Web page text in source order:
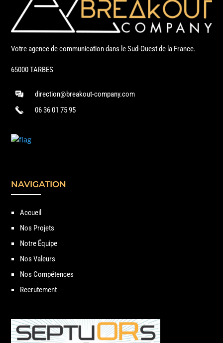
Votre agence de communication dans le Sud-Ouest de la France.
65000 TARBES
direction@breakout-company.com
06 36 01 75 95
NAVIGATION
Accueil
Nos Projets
Notre Équipe
Nos Valeurs
Nos Compétences
Recrutement